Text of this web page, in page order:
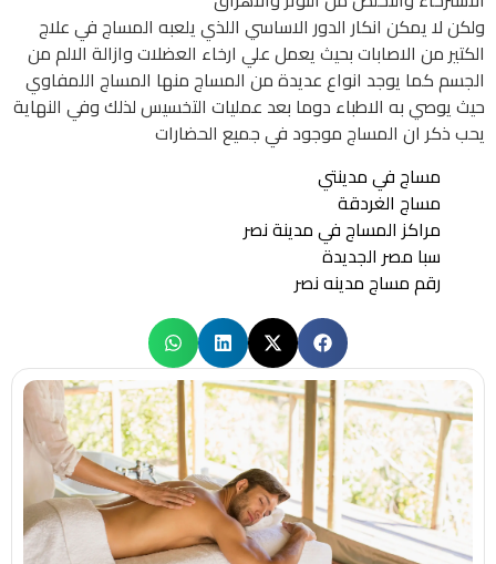
ولكن لا يمكن انكار الدور الاساسي اللذي يلعبه المساج في علاج
الكتير من الاصابات بحيث يعمل علي ارخاء العضلات وازالة الالم من
الجسم كما يوجد انواع عديدة من المساج منها المساج اللمفاوي
حيث يوصي به الاطباء دوما بعد عمليات التخسيس لذلك وفي النهاية
يحب ذكر ان المساج موجود في جميع الحضارات
مساج في مدينتي
مساج الغردقة
مراكز المساج في مدينة نصر
سبا مصر الجديدة
رقم مساج مدينه نصر